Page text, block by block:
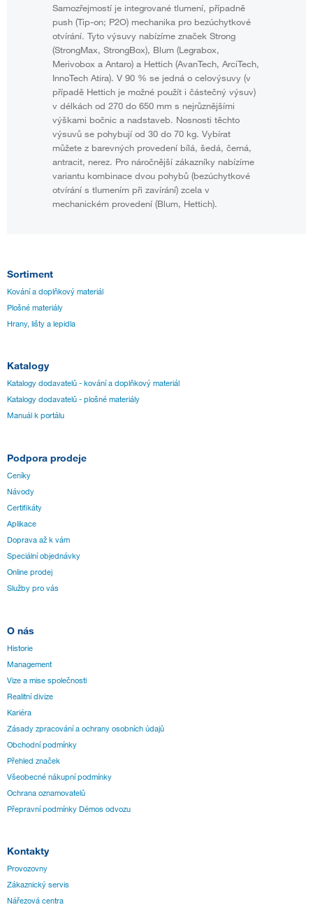
Samozřejmostí je integrované tlumení, případně
push (Tip-on; P2O) mechanika pro bezúchytkové
otvírání. Tyto výsuvy nabízíme značek Strong
(StrongMax, StrongBox), Blum (Legrabox,
Merivobox a Antaro) a Hettich (AvanTech, ArciTech,
InnoTech Atira). V 90 % se jedná o celovýsuvy (v
případě Hettich je možné použít i částečný výsuv)
v délkách od 270 do 650 mm s nejrůznějšími
výškami bočnic a nadstaveb. Nosnosti těchto
výsuvů se pohybují od 30 do 70 kg. Vybírat
můžete z barevných provedení bílá, šedá, černá,
antracit, nerez. Pro náročnější zákazníky nabízíme
variantu kombinace dvou pohybů (bezúchytkové
otvírání s tlumením při zavírání) zcela v
mechanickém provedení (Blum, Hettich).
Sortiment
Kování a doplňkový materiál
Plošné materiály
Hrany, lišty a lepidla
Katalogy
Katalogy dodavatelů - kování a doplňkový materiál
Katalogy dodavatelů - plošné materiály
Manuál k portálu
Podpora prodeje
Ceníky
Návody
Certifikáty
Aplikace
Doprava až k vám
Speciální objednávky
Online prodej
Služby pro vás
O nás
Historie
Management
Vize a mise společnosti
Realitní divize
Kariéra
Zásady zpracování a ochrany osobních údajů
Obchodní podmínky
Přehled značek
Všeobecné nákupní podmínky
Ochrana oznamovatelů
Přepravní podmínky Démos odvozu
Kontakty
Provozovny
Zákaznický servis
Nářezová centra